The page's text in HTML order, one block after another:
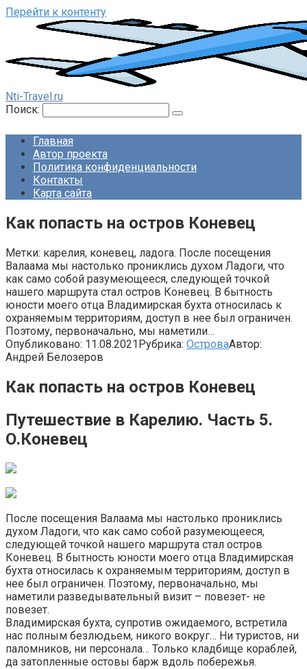
Перейти к контенту
Nti-Travel.ru
Поиск:
Главная
Автор проекта
Политика конфиденциальности
Контакты
Карта сайта
Как попасть на остров Коневец
Метки: карелия, коневец, ладога. После посещения
Валаама мы настолько прониклись духом Ладоги, что
как само собой разумеющееся, следующей точкой
нашего маршрута стал остров Коневец. В бытность
юности моего отца Владимирская бухта относилась к
охраняемым территориям, доступ в нее был ограничен.
Поэтому, первоначально, мы наметили…
Опубликовано: 11.08.2021Рубрика: ОстроваАвтор:
Андрей Белозеров
Как попасть на остров Коневец
Путешествие в Карелию. Часть 5.
О.Коневец
После посещения Валаама мы настолько прониклись
духом Ладоги, что как само собой разумеющееся,
следующей точкой нашего маршрута стал остров
Коневец. В бытность юности моего отца Владимирская
бухта относилась к охраняемым территориям, доступ в
нее был ограничен. Поэтому, первоначально, мы
наметили разведывательный визит – повезет- не
повезет.
Владимирская бухта, супротив ожидаемого, встретила
нас полным безлюдьем, никого вокруг… Ни туристов, ни
паломников, ни персонала… Только кладбище кораблей,
да затопленные остовы барж вдоль побережья.